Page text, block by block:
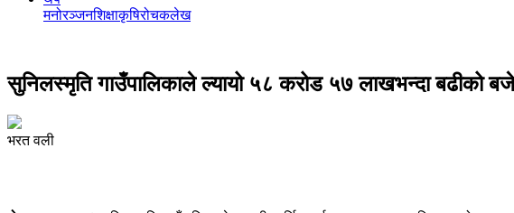
मनोरञ्‍जनशिक्षाकृषिरोचकलेख
सुनिलस्मृति गाउँपालिकाले ल्यायो ५८ करोड ५७ लाखभन्दा बढीको
भरत वली